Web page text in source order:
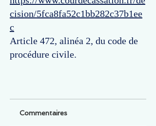
cision/5fca8fa52c1bb282c37b1ee
c
Article 472, alinéa 2, du code de
procédure civile.
Commentaires